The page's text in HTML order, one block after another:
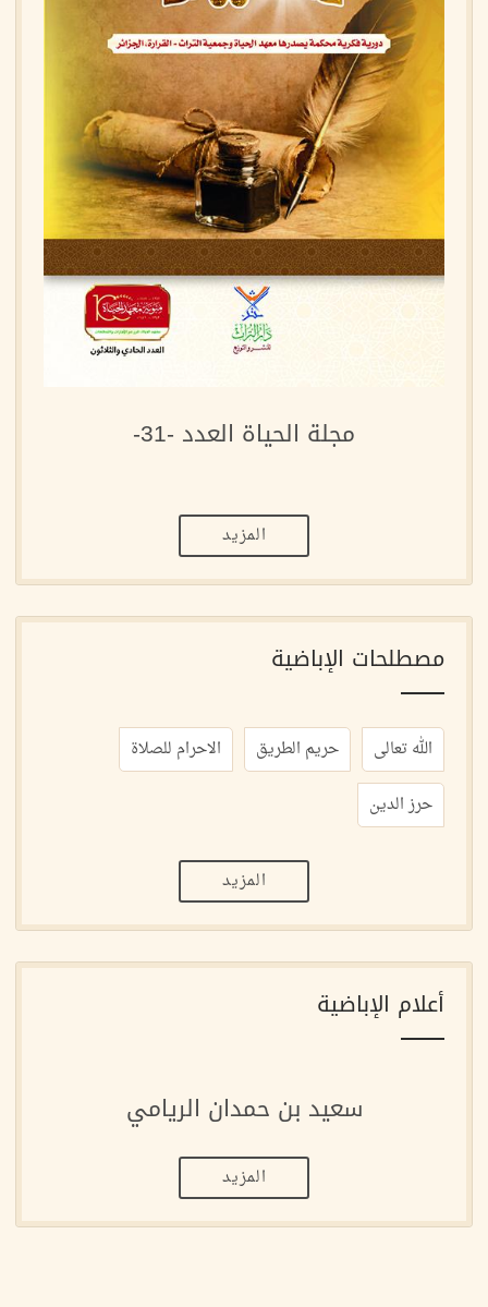
مجلة الحياة العدد -31-
المزيد
مصطلحات الإباضية
الله تعالى حريم الطريق
الاحرام للصلاة
حرز الدين
المزيد
أعلام الإباضية
سعيد بن حمدان الريامي
المزيد